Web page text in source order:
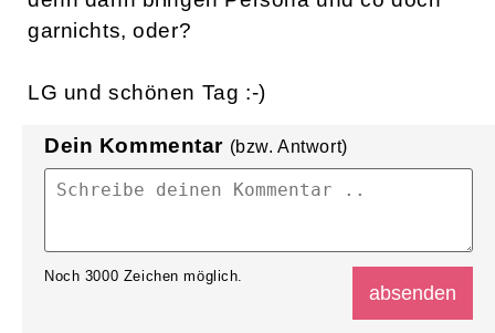
garnichts, oder?
LG und schönen Tag :-)
Dein Kommentar (bzw. Antwort)
Noch 3000 Zeichen möglich.